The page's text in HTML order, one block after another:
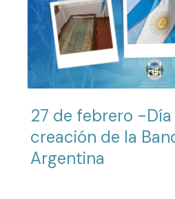
27 de febrero -Día
creación de la
Argentina